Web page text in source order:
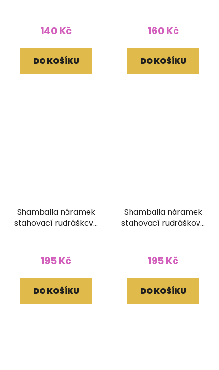
140 Kč
DO KOŠÍKU
160 Kč
DO KOŠÍKU
Shamballa náramek
stahovací rudráškový
195 Kč
DO KOŠÍKU
Shamballa náramek
stahovací rudráškový
195 Kč
DO KOŠÍKU